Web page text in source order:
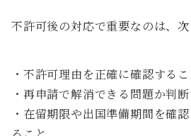
不許可後の対応で重要なのは、次
・不許可理由を正確に確認するこ
・再申請で解消できる問題か判
・在留期限や出国準備期間を確